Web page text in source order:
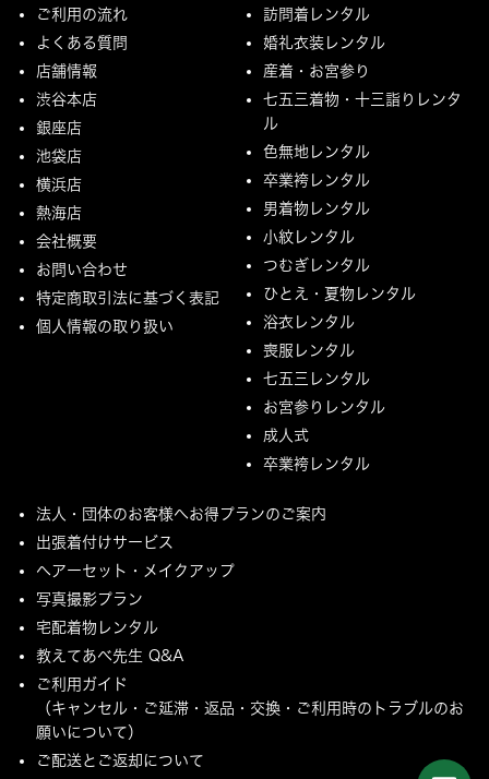
ご利用の流れ
よくある質問
店舗情報
渋谷本店
銀座店
池袋店
横浜店
熱海店
会社概要
お問い合わせ
特定商取引法に基づく表記
個人情報の取り扱い
訪問着レンタル
婚礼衣装レンタル
産着・お宮参り
七五三着物・十三詣りレンタ
ル
色無地レンタル
卒業袴レンタル
男着物レンタル
小紋レンタル
つむぎレンタル
ひとえ・夏物レンタル
浴衣レンタル
喪服レンタル
七五三レンタル
お宮参りレンタル
成人式
卒業袴レンタル
法人・団体のお客様へお得プランのご案内
出張着付けサービス
ヘアーセット・メイクアップ
写真撮影プラン
宅配着物レンタル
教えてあべ先生 Q&A
ご利用ガイド
（キャンセル・ご延滞・返品・交換・ご利用時のトラブルのお
願いについて）
ご配送とご返却について